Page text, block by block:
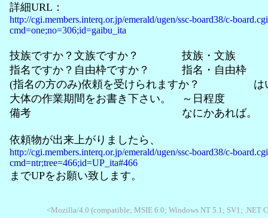
詳細URL：
http://cgi.members.interq.or.jp/emerald/ugen/ssc-board38/c-
cmd=one;no=306;id=gaibu_ita
技族ですか？文族ですか？ 技族・文族
指名ですか？自由枠ですか？ 指名・自由枠
(指名の方のみ)依頼を受けられますか？ は
大体の作業期間をお書き下さい。 ～日程度
備考 なにかあれば。
依頼物が出来上がりましたら、
http://cgi.members.interq.or.jp/emerald/ugen/ssc-board38/c-
cmd=ntr;tree=466;id=UP_ita#466
までUPをお願い致します。
<Mozilla/4.0 (compatible; MSIE 6.0; Windows NT 5.1; SV1; .NET